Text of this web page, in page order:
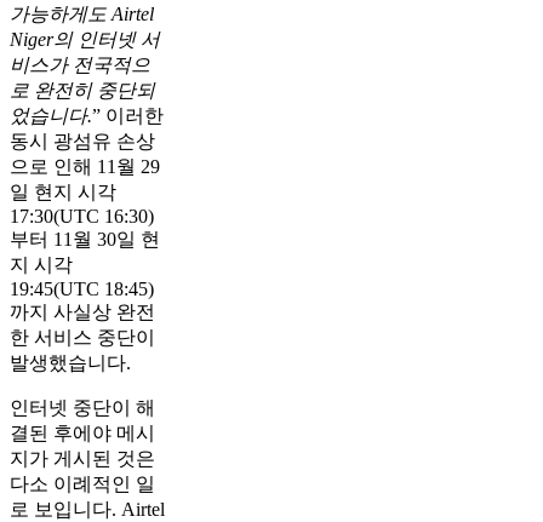
가능하게도 Airtel
Niger의 인터넷 서
비스가 전국적으
로 완전히 중단되
었습니다.” 이러한
동시 광섬유 손상
으로 인해 11월 29
일 현지 시각
17:30(UTC 16:30)
부터 11월 30일 현
지 시각
19:45(UTC 18:45)
까지 사실상 완전
한 서비스 중단이
발생했습니다.
인터넷 중단이 해
결된 후에야 메시
지가 게시된 것은
다소 이례적인 일
로 보입니다. Airtel